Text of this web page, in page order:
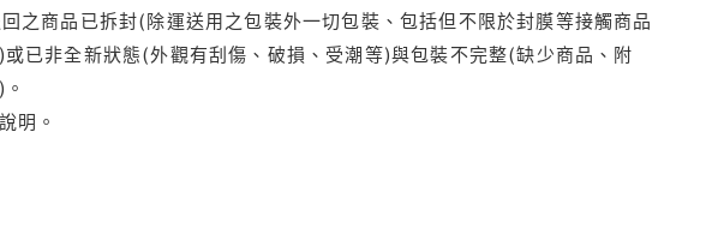
之商品已拆封(除運送用之包裝外一切包裝、包括但不限於封膜等接觸商品
已非全新狀態(外觀有刮傷、破損、受潮等)與包裝不完整(缺少商品、附
明。